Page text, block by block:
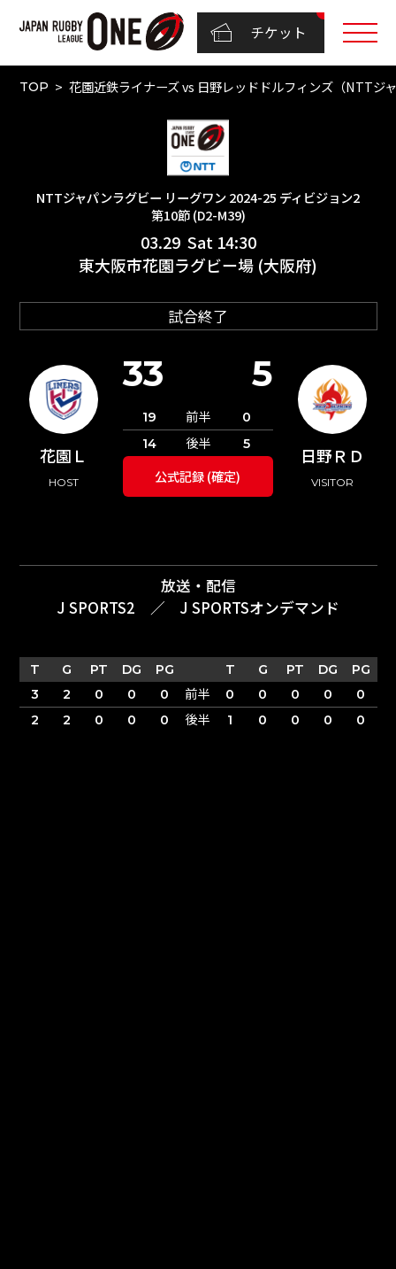
チケット
TOP 花園近鉄ライナーズ vs 日野レッドドルフィンズ（NTTジ
NTTジャパンラグビー リーグワン 2024-25 ディビジョン2
第10節 (D2-M39)
03.29 Sat 14:30
東大阪市花園ラグビー場 (大阪府)
試合終了
花園Ｌ
HOST
日野ＲＤ
VISITOR
33 5
19 前半
0
14
後半 5
公式記録 (確定)
放送・配信
J SPORTS2
／ J SPORTSオンデマンド
T G PT DG PG T G PT DG
PG
3
2 0 0 0 前半 0 0 0 0
0
2
2 0 0 0 後半 1 0 0 0 0